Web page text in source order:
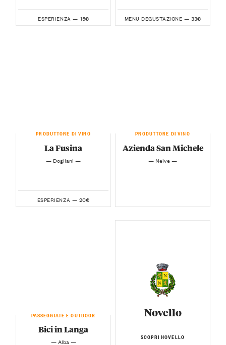
ESPERIENZA — 15€ MENU DEGUSTAZIONE — 33€
PRODUTTORE DI VINO
La Fusina
— Dogliani —
ESPERIENZA — 20€
PRODUTTORE DI VINO
Azienda San Michele
— Neive —
PASSEGGIATE E OUTDOOR
Bici in Langa
— Alba —
Novello
SCOPRI NOVELLO